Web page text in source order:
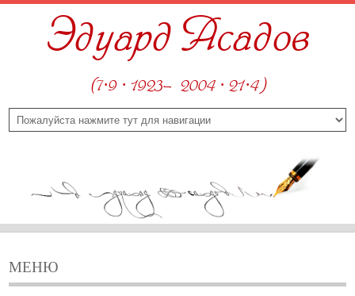
Эдуард Асадов
(7·9 · 1923—2004 · 21·4)
МЕНЮ